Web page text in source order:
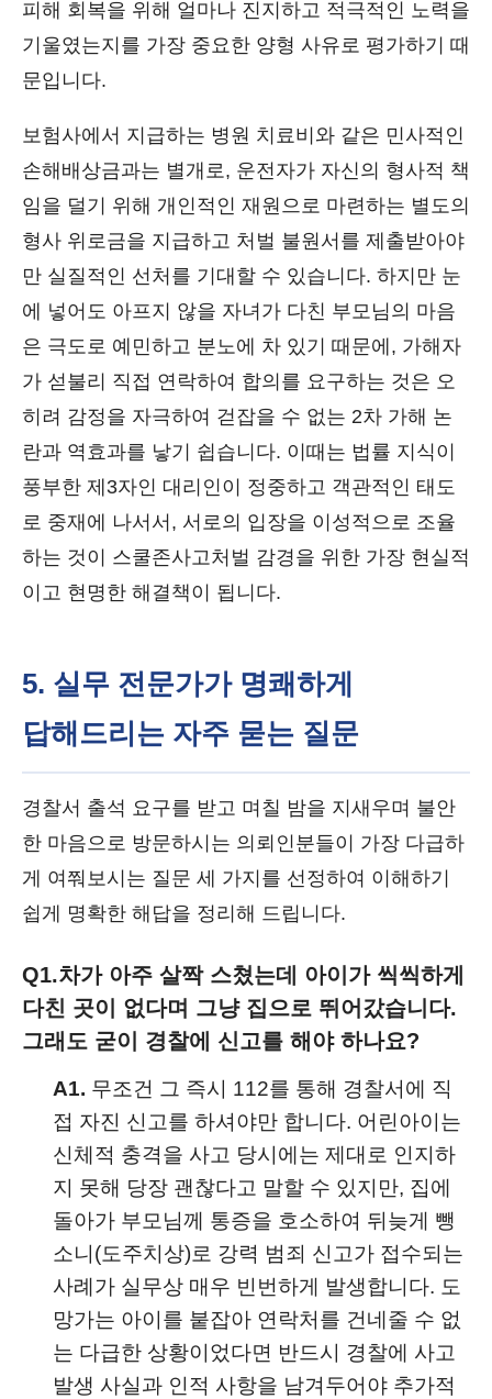
피해 회복을 위해 얼마나 진지하고 적극적인 노력을
기울였는지를 가장 중요한 양형 사유로 평가하기 때
문입니다.
보험사에서 지급하는 병원 치료비와 같은 민사적인
손해배상금과는 별개로, 운전자가 자신의 형사적 책
임을 덜기 위해 개인적인 재원으로 마련하는 별도의
형사 위로금을 지급하고 처벌 불원서를 제출받아야
만 실질적인 선처를 기대할 수 있습니다. 하지만 눈
에 넣어도 아프지 않을 자녀가 다친 부모님의 마음
은 극도로 예민하고 분노에 차 있기 때문에, 가해자
가 섣불리 직접 연락하여 합의를 요구하는 것은 오
히려 감정을 자극하여 걷잡을 수 없는 2차 가해 논
란과 역효과를 낳기 쉽습니다. 이때는 법률 지식이
풍부한 제3자인 대리인이 정중하고 객관적인 태도
로 중재에 나서서, 서로의 입장을 이성적으로 조율
하는 것이 스쿨존사고처벌 감경을 위한 가장 현실적
이고 현명한 해결책이 됩니다.
5. 실무 전문가가 명쾌하게
답해드리는 자주 묻는 질문
경찰서 출석 요구를 받고 며칠 밤을 지새우며 불안
한 마음으로 방문하시는 의뢰인분들이 가장 다급하
게 여쭤보시는 질문 세 가지를 선정하여 이해하기
쉽게 명확한 해답을 정리해 드립니다.
Q1.차가 아주 살짝 스쳤는데 아이가 씩씩하게
다친 곳이 없다며 그냥 집으로 뛰어갔습니다.
그래도 굳이 경찰에 신고를 해야 하나요?
A1. 무조건 그 즉시 112를 통해 경찰서에 직
접 자진 신고를 하셔야만 합니다. 어린아이는
신체적 충격을 사고 당시에는 제대로 인지하
지 못해 당장 괜찮다고 말할 수 있지만, 집에
돌아가 부모님께 통증을 호소하여 뒤늦게 뺑
소니(도주치상)로 강력 범죄 신고가 접수되는
사례가 실무상 매우 빈번하게 발생합니다. 도
망가는 아이를 붙잡아 연락처를 건네줄 수 없
는 다급한 상황이었다면 반드시 경찰에 사고
발생 사실과 인적 사항을 남겨두어야 추가적